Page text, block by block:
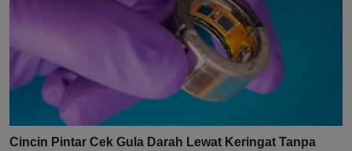
Cincin Pintar Cek Gula Darah Lewat Keringat Tanpa